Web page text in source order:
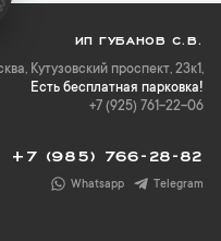
ИП ГУБАНОВ С.В.
Кутузовский проспект, 23к1,
Есть бесплатная парковка!
+7 (925) 761-22-06
+7 (985) 766-28-82
Whatsapp Telegram